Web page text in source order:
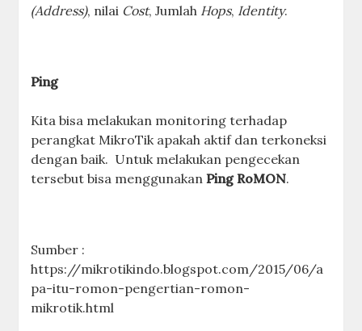
(Address), nilai Cost, Jumlah Hops, Identity.
Ping
Kita bisa melakukan monitoring terhadap
perangkat MikroTik apakah aktif dan terkoneksi
dengan baik. Untuk melakukan pengecekan
tersebut bisa menggunakanPing RoMON.
Sumber :
https://mikrotikindo.blogspot.com/2015/06/a
pa-itu-romon-pengertian-romon-
mikrotik.html